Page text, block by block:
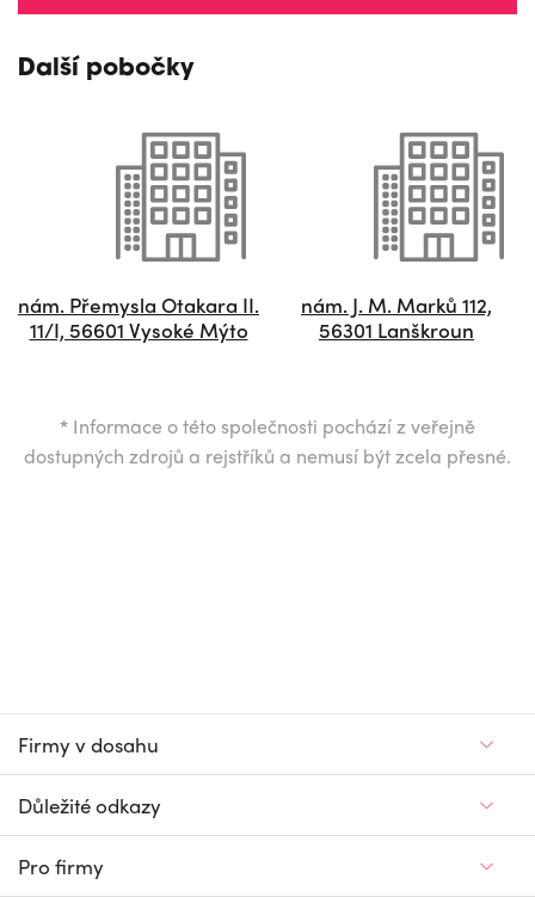
Další pobočky
nám. Přemysla Otakara II.
11/I, 56601 Vysoké Mýto
nám. J. M. Marků 112,
56301 Lanškroun
* Informace o této společnosti pochází z veřejně
dostupných zdrojů a rejstříků a nemusí být zcela přesné.
Firmy v dosahu
Důležité odkazy
Pro firmy